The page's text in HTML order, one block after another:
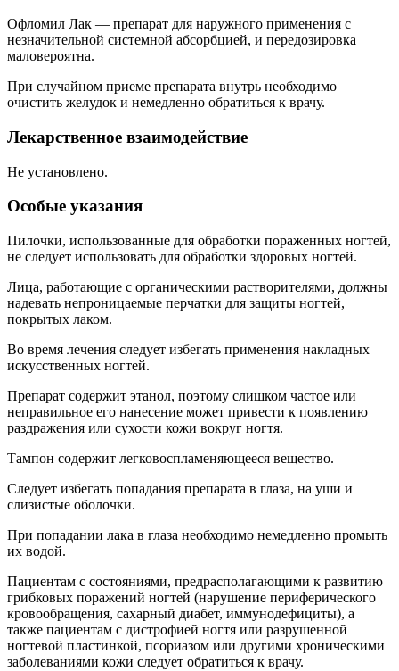
Офломил Лак — препарат для наружного применения с
незначительной системной абсорбцией, и передозировка
маловероятна.
При случайном приеме препарата внутрь необходимо
очистить желудок и немедленно обратиться к врачу.
Лекарственное взаимодействие
Не установлено.
Особые указания
Пилочки, использованные для обработки пораженных ногтей,
не следует использовать для обработки здоровых ногтей.
Лица, работающие с органическими растворителями, должны
надевать непроницаемые перчатки для защиты ногтей,
покрытых лаком.
Во время лечения следует избегать применения накладных
искусственных ногтей.
Препарат содержит этанол, поэтому слишком частое или
неправильное его нанесение может привести к появлению
раздражения или сухости кожи вокруг ногтя.
Тампон содержит легковоспламеняющееся вещество.
Следует избегать попадания препарата в глаза, на уши и
слизистые оболочки.
При попадании лака в глаза необходимо немедленно промыть
их водой.
Пациентам с состояниями, предрасполагающими к развитию
грибковых поражений ногтей (нарушение периферического
кровообращения, сахарный диабет, иммунодефициты), а
также пациентам с дистрофией ногтя или разрушенной
ногтевой пластинкой, псориазом или другими хроническими
заболеваниями кожи следует обратиться к врачу.